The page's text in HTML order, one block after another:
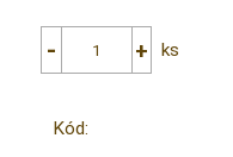
ks
Kód: